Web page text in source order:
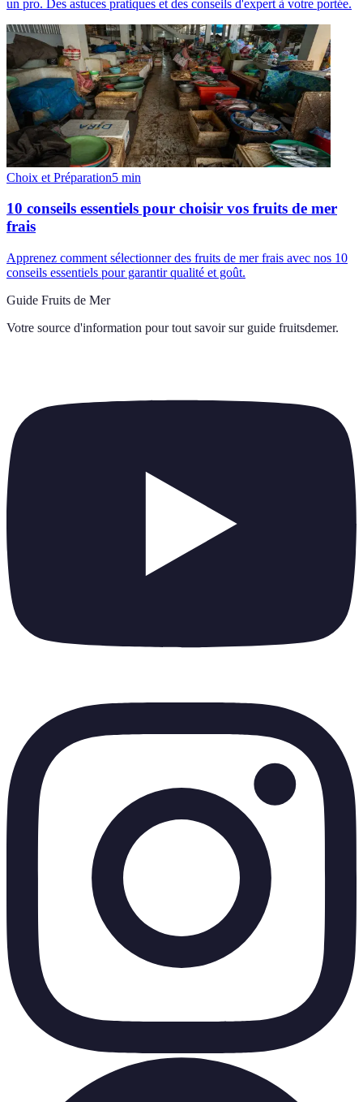
un pro. Des astuces pratiques et des conseils d'expert à votre portée.
Choix et Préparation5 min
10 conseils essentiels pour choisir vos fruits de mer
frais
Apprenez comment sélectionner des fruits de mer frais avec nos 10
conseils essentiels pour garantir qualité et goût.
Guide Fruits de Mer
Votre source d'information pour tout savoir sur guide fruitsdemer.